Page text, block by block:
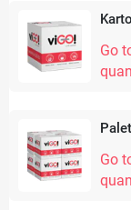
Go
Go